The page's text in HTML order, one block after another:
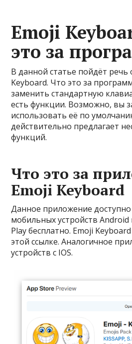
Emoji
это за
В данной статье пойдёт речь
Keyboard. Что это за
заменить стандартную
есть функции. Возможно, вы
использовать её по
действительно предлагает
функций.
Что это за
Emoji Keyboard
Данное приложение
мобильных устройств
Play бесплатно. Emoji
этой ссылке. Аналогичное
устройств с IOS.